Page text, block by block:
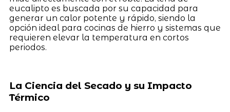
eucalipto es buscada por su capacidad para
generar un calor potente y rápido, siendo la
opción ideal para cocinas de hierro y sistemas que
requieren elevar la temperatura en cortos
periodos.
La Ciencia del Secado y su Impacto
Térmico